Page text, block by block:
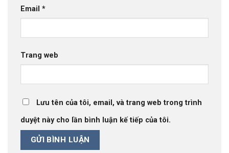
Email *
Trang web
Lưu tên của tôi, email, và trang web trong trình
duyệt này cho lần bình luận kế tiếp của tôi.